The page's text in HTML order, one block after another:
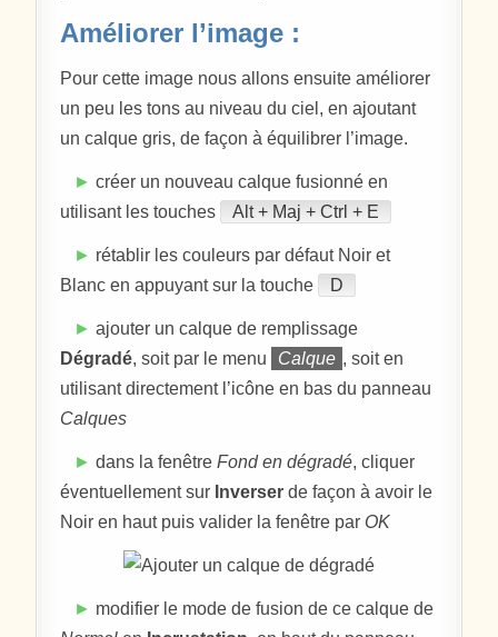
Améliorer l’image :
Pour cette image nous allons ensuite améliorer
un peu les tons au niveau du ciel, en ajoutant
un calque gris, de façon à équilibrer l’image.
► créer un nouveau calque fusionné en
utilisant les touches
Alt + Maj + Ctrl + E
► rétablir les couleurs par défaut Noir et
Blanc en appuyant sur la touche
D
► ajouter un calque de remplissage
Dégradé, soit par le menu Calque , soit en
utilisant directement l’icône en bas du panneau
Calques
► dans la fenêtreFond en dégradé, cliquer
éventuellement sur Inverser de façon à avoir le
Noir en haut puis valider la fenêtre par OK
► modifier le mode de fusion de ce calque de